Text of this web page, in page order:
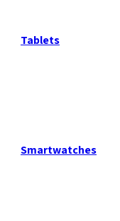
Tablets
Smartwatches